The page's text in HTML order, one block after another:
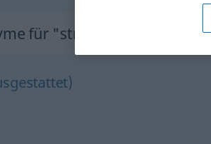
für "streng"